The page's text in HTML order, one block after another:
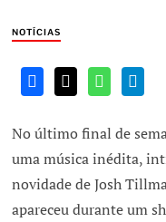
NOTÍCIAS
No último final de
uma música inédita,
novidade de Josh
apareceu durante um